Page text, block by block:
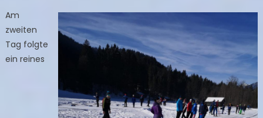
Am
zweiten
Tag folgte
ein reines